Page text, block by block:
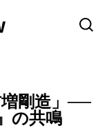
増剛造」──
の共鳴